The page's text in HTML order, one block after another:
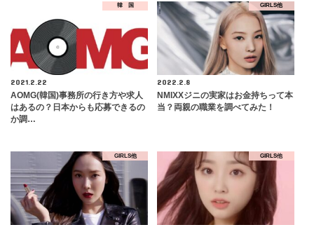
韓 国
2021.2.22
AOMG(韓国)事務所の行き方や求人
はあるの？日本からも応募できるの
か調…
GIRLS他
2022.2.8
NMIXXジニの実家はお金持ちって本
当？両親の職業を調べてみた！
GIRLS他 GIRLS他